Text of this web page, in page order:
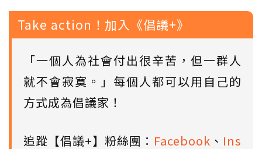
Take action！加入《倡議+》
「一個人為社會付出很辛苦，但一群人
就不會寂寞。」每個人都可以用自己的
方式成為倡議家！
追蹤【倡議+】粉絲團： Facebook 、 Ins